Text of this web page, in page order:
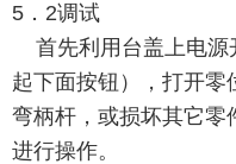
5．2调试
首先利用台盖上电源
起下面按钮），打开
弯柄杆，或损坏其它零
进行操作。